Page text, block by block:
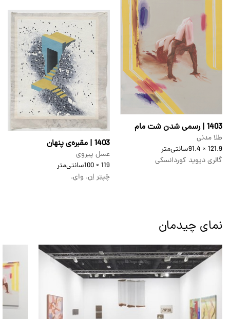
1403 | رسمی شدن شت مام
طلا مدنی
121.9 × 91.4
سانتی‌متر
گالری دیوید کوردانسکی
1403 | مقبره‌ی پنهان
عسل پیروی
119 × 100
سانتی‌متر
چَپتِر اِن. وای.
نمای چیدمان